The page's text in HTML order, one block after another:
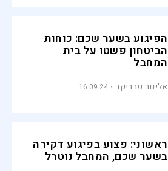
הפיגוע בשער שכם: כוחות
הביטחון פשטו על בית
המחבל
אלינור פבריקר 16.09.24
ראשוני: פצוע בפיגוע דקירה
בשער שכם, המחבל נוטרל